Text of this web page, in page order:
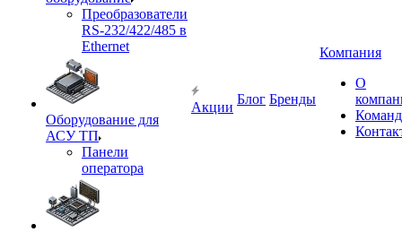
Преобразователи
RS-232/422/485 в
Ethernet
Оборудование для
АСУ ТП
Панели
оператора
Акции
Блог Бренды
Компания
О